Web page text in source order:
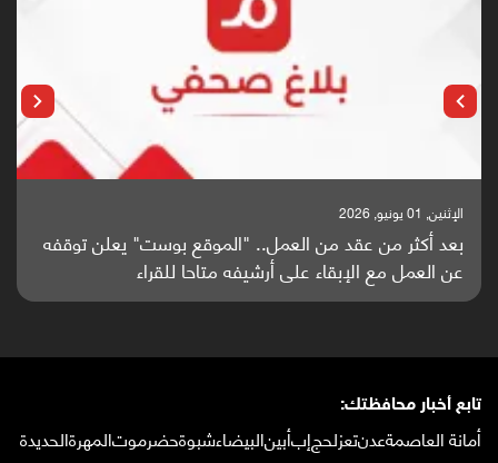
الإثنين, 25 مايو, 2026
باحثون من اليمن يدخلون سباق أبحاث ألزهايمر بدراسة
واعدة منشورة عالميا (ترجمة)
تابع أخبار محافظتك:
أمانة العاصمةعدنتعزلحجإبأبينالبيضاءشبوةحضرموتالمهرةالحديدة